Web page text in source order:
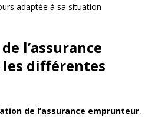
adaptée à sa situation
l’assurance
différentes
de l’assurance emprunteur,